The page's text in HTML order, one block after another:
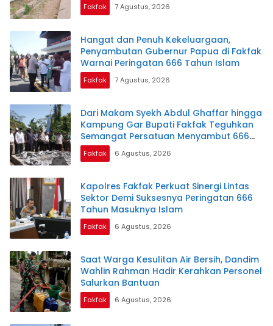
Fakfak 7 Agustus, 2026
Hangat dan Penuh Kekeluargaan,
Penyambutan Gubernur Papua di Fakfak
Warnai Peringatan 666 Tahun Islam
Fakfak 7 Agustus, 2026
Dari Makam Syekh Abdul Ghaffar hingga
Kampung Gar Bupati Fakfak Teguhkan
Semangat Persatuan Menyambut 666
Tahun Islam
Fakfak 6 Agustus, 2026
Kapolres Fakfak Perkuat Sinergi Lintas
Sektor Demi Suksesnya Peringatan 666
Tahun Masuknya Islam
Fakfak 6 Agustus, 2026
Saat Warga Kesulitan Air Bersih, Dandim
Wahlin Rahman Hadir Kerahkan Personel
Salurkan Bantuan
Fakfak 6 Agustus, 2026